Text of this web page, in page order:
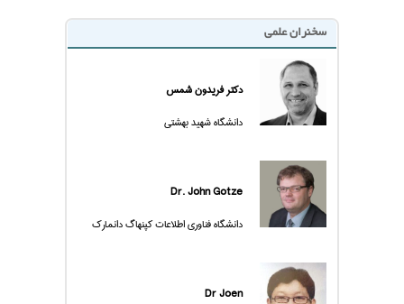
سخنران علمی
دکتر فریدون شمس
دانشگاه شهید بهشتی
Dr. John Gotze
دانشگاه فناوری اطلاعات کپنهاگ دانمارک
Dr Joen